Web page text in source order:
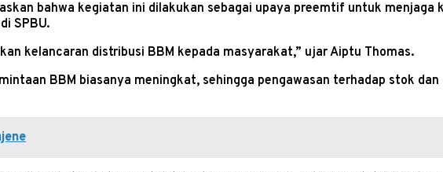
bahwa kegiatan ini dilakukan sebagai upaya preemtif untuk menjaga
SPBU.
kelancaran distribusi BBM kepada masyarakat,” ujar Aiptu Thomas.
BBM biasanya meningkat, sehingga pengawasan terhadap stok